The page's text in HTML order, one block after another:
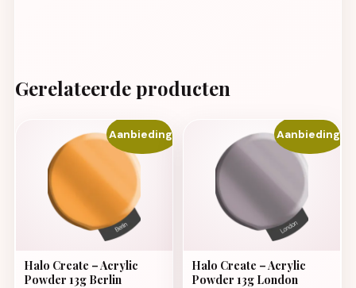
Gerelateerde producten
Aanbieding!
Halo Create – Acrylic
Powder 13g Berlin
Aanbieding!
Halo Create – Acrylic
Powder 13g London